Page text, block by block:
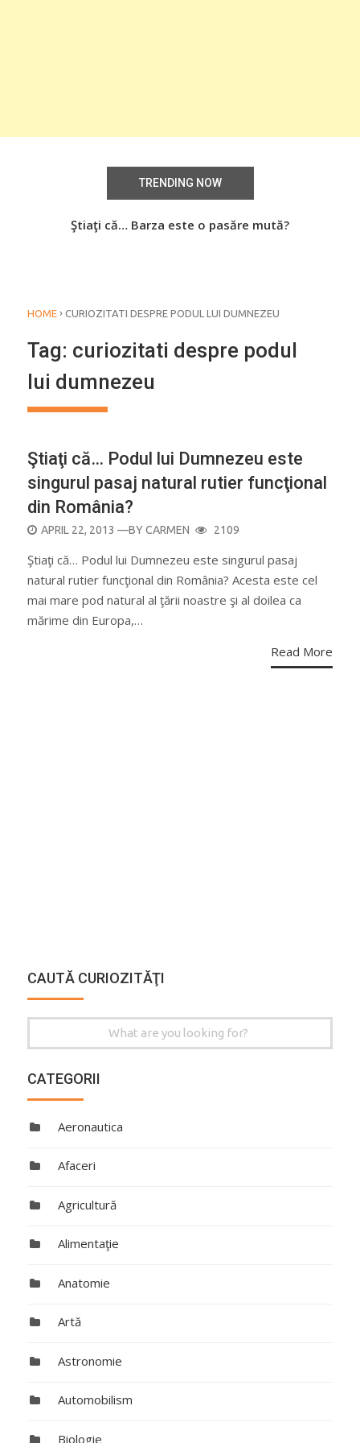
TRENDING NOW
Ştiaţi că… Barza este o pasăre mută?
HOME › CURIOZITATI DESPRE PODUL LUI DUMNEZEU
Tag: curiozitati despre podul
lui dumnezeu
Ştiaţi că… Podul lui Dumnezeu este
singurul pasaj natural rutier funcţional
din România?
POSTED
APRIL 22, 2013 —BYCARMEN 2109
Ştiaţi că… Podul lui Dumnezeu este singurul pasaj
natural rutier funcţional din România? Acesta este cel
mai mare pod natural al ţării noastre şi al doilea ca
mărime din Europa,…
Read More
CAUTĂ CURIOZITĂŢI
for:
CATEGORII
Aeronautica
Afaceri
Agricultură
Alimentaţie
Anatomie
Artă
Astronomie
Automobilism
Biologie